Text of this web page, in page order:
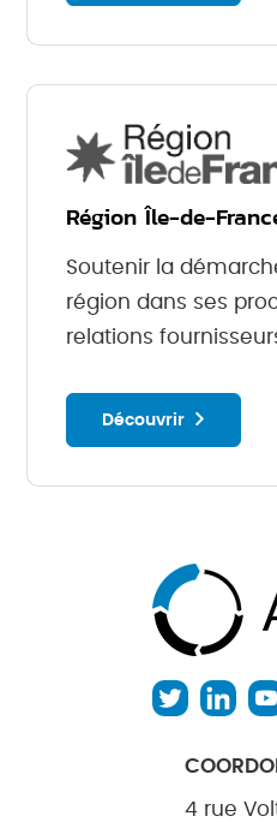
Région Île-de-
Soutenir la
région dans ses
relations
Découvrir
4 rue